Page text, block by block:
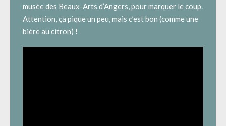
musée des Beaux-Arts d’Angers, pour marquer le coup.
Attention, ça pique un peu, mais c’est bon (comme une
bière au citron) !